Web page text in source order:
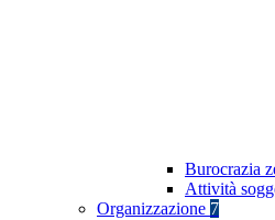
Burocrazia
Attività
Organizzazione 7